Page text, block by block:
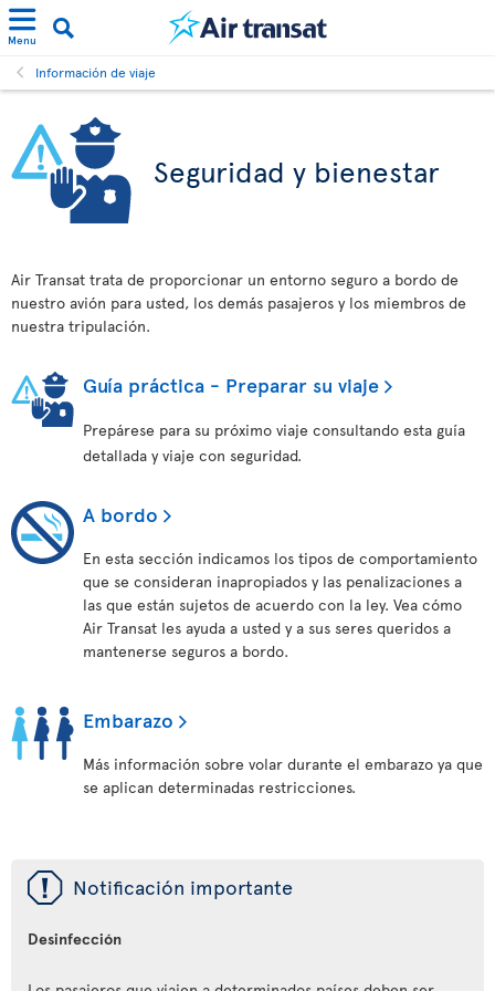
Menu
Información de viaje
Seguridad y bienestar
Air Transat trata de proporcionar un entorno seguro a bordo de
nuestro avión para usted, los demás pasajeros y los miembros de
nuestra tripulación.
Guía práctica - Preparar su viaje
Prepárese para su próximo viaje consultando esta guía
detallada y viaje con seguridad.
A bordo
En esta sección indicamos los tipos de comportamiento
que se consideran inapropiados y las penalizaciones a
las que están sujetos de acuerdo con la ley. Vea cómo
Air Transat les ayuda a usted y a sus seres queridos a
mantenerse seguros a bordo.
Embarazo
Más información sobre volar durante el embarazo ya que
se aplican determinadas restricciones.
ü Notificación importante
Desinfección